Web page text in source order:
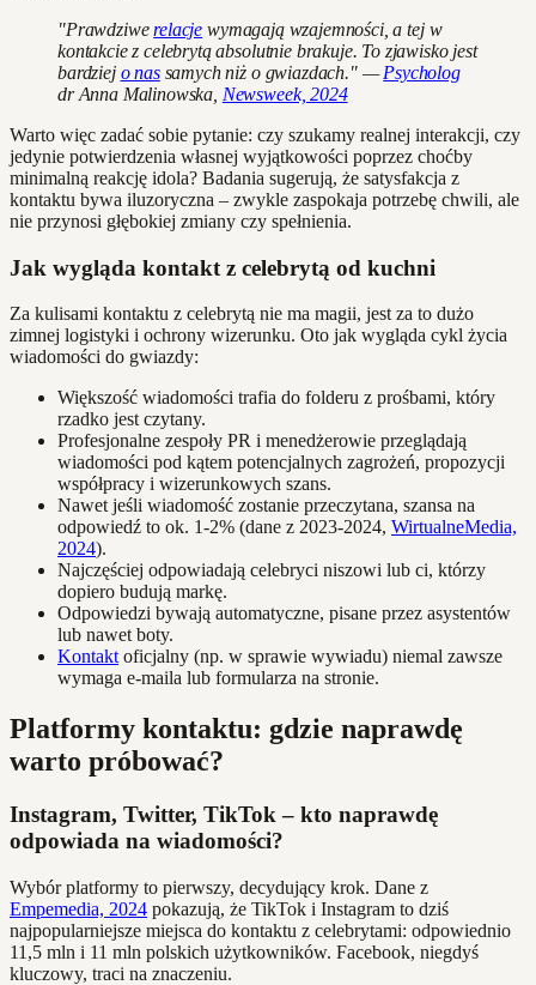
"Prawdziwerelacje wymagają wzajemności, a tej w
kontakcie z celebrytą absolutnie brakuje. To zjawisko jest
bardziej o nassamych niż o gwiazdach." —Psycholog
dr Anna Malinowska, Newsweek, 2024
Warto więc zadać sobie pytanie: czy szukamy realnej interakcji, czy
jedynie potwierdzenia własnej wyjątkowości poprzez choćby
minimalną reakcję idola? Badania sugerują, że satysfakcja z
kontaktu bywa iluzoryczna – zwykle zaspokaja potrzebę chwili, ale
nie przynosi głębokiej zmiany czy spełnienia.
Jak wygląda kontakt z celebrytą od kuchni
Za kulisami kontaktu z celebrytą nie ma magii, jest za to dużo
zimnej logistyki i ochrony wizerunku. Oto jak wygląda cykl życia
wiadomości do gwiazdy:
Większość wiadomości trafia do folderu z prośbami, który
rzadko jest czytany.
Profesjonalne zespoły PR i menedżerowie przeglądają
wiadomości pod kątem potencjalnych zagrożeń, propozycji
współpracy i wizerunkowych szans.
Nawet jeśli wiadomość zostanie przeczytana, szansa na
odpowiedź to ok. 1-2% (dane z 2023-2024, WirtualneMedia,
2024).
Najczęściej odpowiadają celebryci niszowi lub ci, którzy
dopiero budują markę.
Odpowiedzi bywają automatyczne, pisane przez asystentów
lub nawet boty.
Kontakt oficjalny (np. w sprawie wywiadu) niemal zawsze
wymaga e-maila lub formularza na stronie.
Platformy kontaktu: gdzie naprawdę
warto próbować?
Instagram, Twitter, TikTok – kto naprawdę
odpowiada na wiadomości?
Wybór platformy to pierwszy, decydujący krok. Dane z
Empemedia, 2024 pokazują, że TikTok i Instagram to dziś
najpopularniejsze miejsca do kontaktu z celebrytami: odpowiednio
11,5 mln i 11 mln polskich użytkowników. Facebook, niegdyś
kluczowy, traci na znaczeniu.